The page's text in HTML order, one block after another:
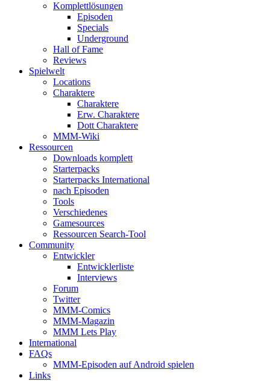
Komplettlösungen
Episoden
Specials
Underground
Hall of Fame
Reviews
Spielwelt
Locations
Charaktere
Charaktere
Erw. Charaktere
Dott Charaktere
MMM-Wiki
Ressourcen
Downloads komplett
Starterpacks
Starterpacks International
nach Episoden
Tools
Verschiedenes
Gamesources
Ressourcen Search-Tool
Community
Entwickler
Entwicklerliste
Interviews
Forum
Twitter
MMM-Comics
MMM-Magazin
MMM Lets Play
International
FAQs
MMM-Episoden auf Android spielen
Links